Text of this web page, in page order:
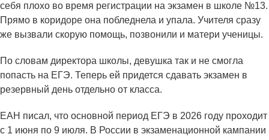
себя плохо во время регистрации на экзамен в школе №13.
Прямо в коридоре она побледнела и упала. Учителя сразу
же вызвали скорую помощь, позвонили и матери ученицы.
По словам директора школы, девушка так и не смогла
попасть на ЕГЭ. Теперь ей придется сдавать экзамен в
резервный день отдельно от класса.
ЕАН писал, что основной период ЕГЭ в 2026 году проходит
с 1 июня по 9 июля. В России в экзаменационной кампании